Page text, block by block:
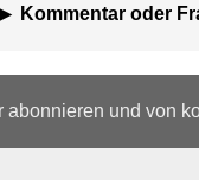
Kommentar oder
abonnieren und von